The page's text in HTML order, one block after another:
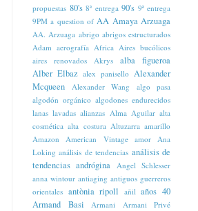
propuestas 80's 8ª entrega 90's 9ª entrega
9PM a question of AA Amaya Arzuaga
AA. Arzuaga abrigo abrigos estructurados
Adam aerografía Africa Aires bucólicos
aires renovados
Akrys
alba figueroa
Alber Elbaz alex panisello Alexander
Mcqueen
Alexander Wang
algo pasa
algodón orgánico algodones endurecidos
lanas lavadas alianzas Alma Aguilar alta
cosmética alta costura Altuzarra amarillo
Amazon
American Vintage amor
Ana
Loking análisis de tendencias análisis de
tendencias andrógina
Angel Schlesser
anna wintour antiaging antiguos guerreros
orientales antònia ripoll añil años 40
Armand Basi
Armani
Armani Privé